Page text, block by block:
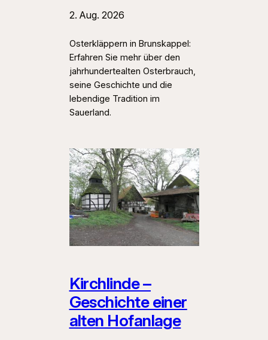
2. Aug. 2026
Osterkläppern in Brunskappel:
Erfahren Sie mehr über den
jahrhundertealten Osterbrauch,
seine Geschichte und die
lebendige Tradition im
Sauerland.
Kirchlinde –
Geschichte einer
alten Hofanlage